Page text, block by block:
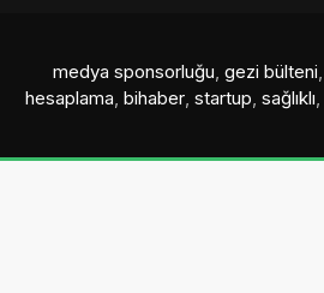
medya sponsorluğu, gezi bülteni,
hesaplama, bihaber, startup, sağlıklı,